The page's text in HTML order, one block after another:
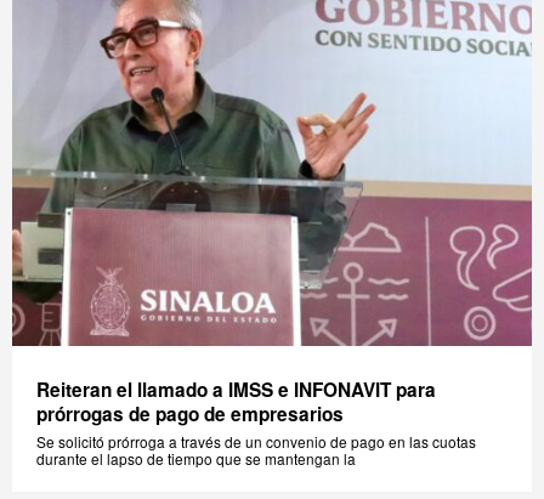
Reiteran el llamado a IMSS e INFONAVIT para
prórrogas de pago de empresarios
Se solicitó prórroga a través de un convenio de pago en las cuotas
durante el lapso de tiempo que se mantengan la